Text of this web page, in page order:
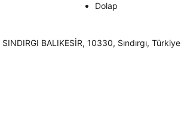
Dolap
BALIKESİR, 10330, Sındırgı, Türkiye